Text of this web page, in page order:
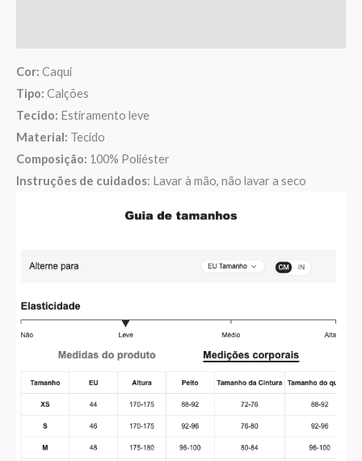
Cor: Caqui
Tipo: Calções
Tecido: Estiramento leve
Material: Tecido
Composição: 100% Poliéster
Instruções de cuidados: Lavar à mão, não lavar a seco